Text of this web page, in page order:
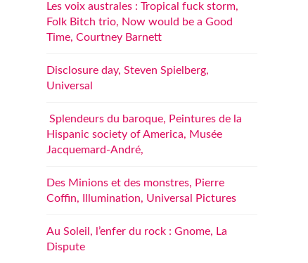
Les voix australes : Tropical fuck storm,
Folk Bitch trio, Now would be a Good
Time, Courtney Barnett
Disclosure day, Steven Spielberg,
Universal
Splendeurs du baroque, Peintures de la
Hispanic society of America, Musée
Jacquemard-André,
Des Minions et des monstres, Pierre
Coffin, Illumination, Universal Pictures
Au Soleil, l’enfer du rock : Gnome, La
Dispute